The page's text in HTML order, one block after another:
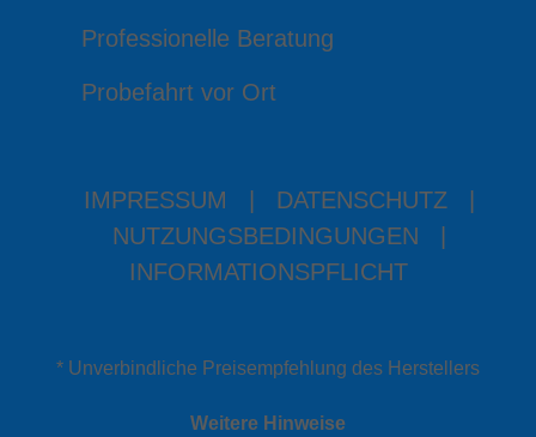
Professionelle Beratung
Probefahrt vor Ort
IMPRESSUM DATENSCHUTZ
NUTZUNGSBEDINGUNGEN
INFORMATIONSPFLICHT
* Unverbindliche Preisempfehlung des Herstellers
Weitere Hinweise